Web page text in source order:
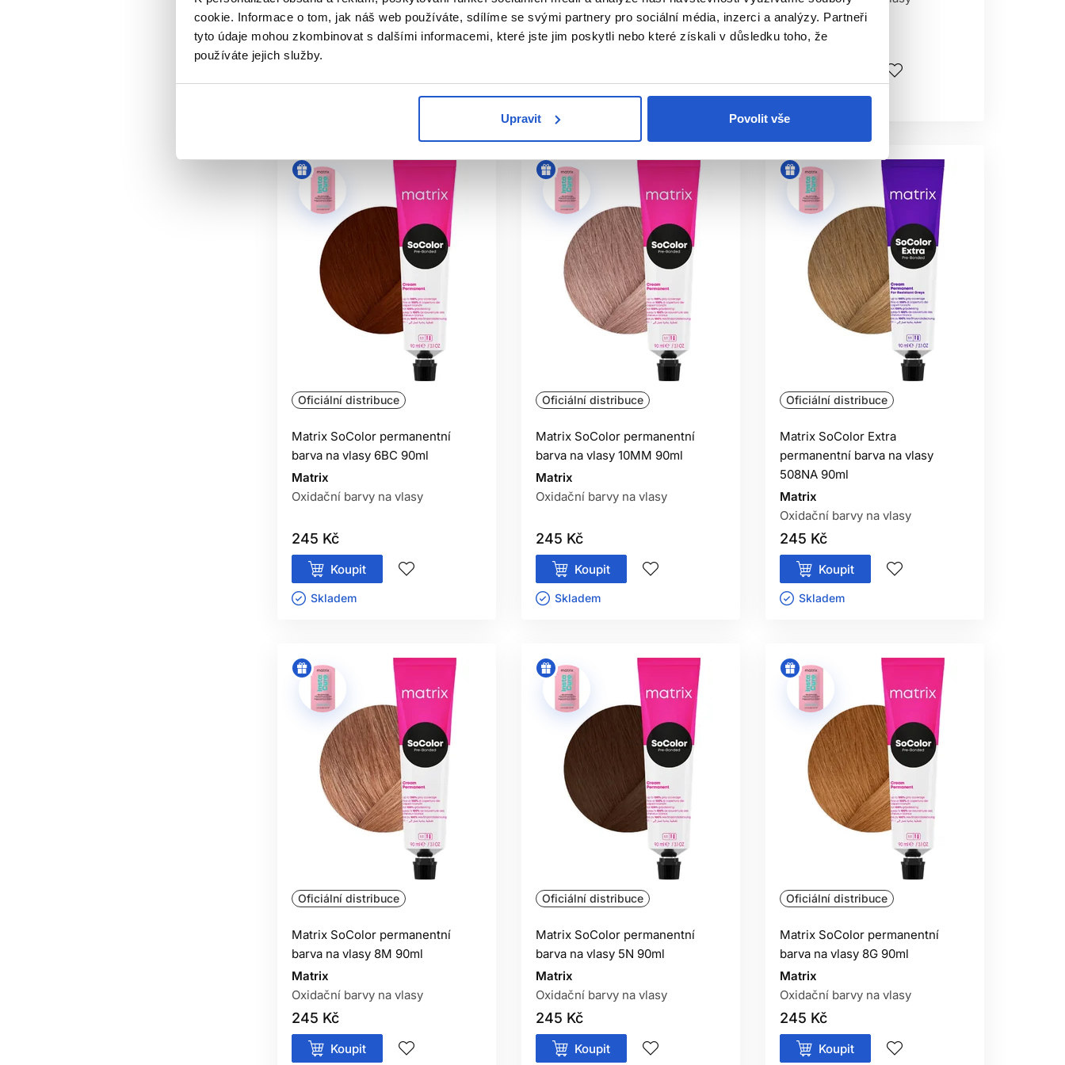
cookie. Informace o tom, jak náš web používáte, sdílíme se svými partnery pro sociální média, inzerci a analýzy. Partneři
tyto údaje mohou zkombinovat s dalšími informacemi, které jste jim poskytli nebo které získali v důsledku toho, že
používáte jejich služby.
Upravit Povolit vše
alergickou reakci, zejména pokud obsahují oxidační barvicí složky.
Oxidační barvy na vlasy
245 Kč 245 Kč
Skladem ㅤ
245 Kč
Skladem ㅤ
Oficiální distribuce
Matrix SoColor permanentní
barva na vlasy 6BC 90ml
Matrix
Oxidační barvy na vlasy
245 Kč
Koupit
Skladem ㅤ
Oficiální distribuce
Matrix SoColor permanentní
barva na vlasy 10MM 90ml
Matrix
Oxidační barvy na vlasy
245 Kč
Koupit
Skladem ㅤ
Oficiální distribuce
Matrix SoColor Extra
permanentní barva na vlasy
508NA 90ml
Matrix
Oxidační barvy na vlasy
245 Kč
Koupit
Skladem ㅤ
Oficiální distribuce
Matrix SoColor permanentní
barva na vlasy 8M 90ml
Matrix
Oxidační barvy na vlasy
245 Kč
Koupit
Oficiální distribuce
Matrix SoColor permanentní
barva na vlasy 5N 90ml
Matrix
Oxidační barvy na vlasy
245 Kč
Koupit
Oficiální distribuce
Matrix SoColor permanentní
barva na vlasy 8G 90ml
Matrix
Oxidační barvy na vlasy
245 Kč
Koupit